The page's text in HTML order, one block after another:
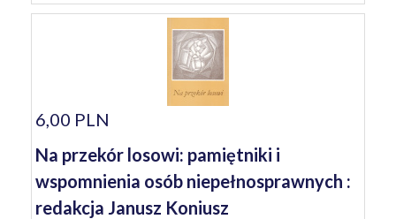
6,00 PLN
Na przekór losowi: pamiętniki i
wspomnienia osób niepełnosprawnych :
redakcja Janusz Koniusz